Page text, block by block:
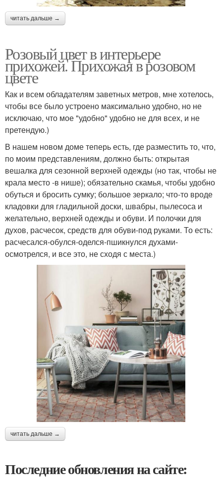
читать дальше →
Розовый цвет в интерьере
прихожей. Прихожая в розовом
цвете
Как и всем обладателям заветных метров, мне хотелось,
чтобы все было устроено максимально удобно, но не
исключаю, что мое "удобно" удобно не для всех, и не
претендую.)
В нашем новом доме теперь есть, где разместить то, что,
по моим представлениям, должно быть: открытая
вешалка для сезонной верхней одежды (но так, чтобы не
крала место -в нише); обязательно скамья, чтобы удобно
обуться и бросить сумку; большое зеркало; что-то вроде
кладовки для гладильной доски, швабры, пылесоса и
желательно, верхней одежды и обуви. И полочки для
духов, расчесок, средств для обуви-под руками. То есть:
расчесался-обулся-оделся-пшикнулся духами-
осмотрелся, и все это, не сходя с места.)
читать дальше →
Последние обновления на сайте: